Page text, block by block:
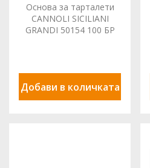
Основа за тарталети
CANNOLI SICILIANI
GRANDI 50154 100 БР
Добави в количката